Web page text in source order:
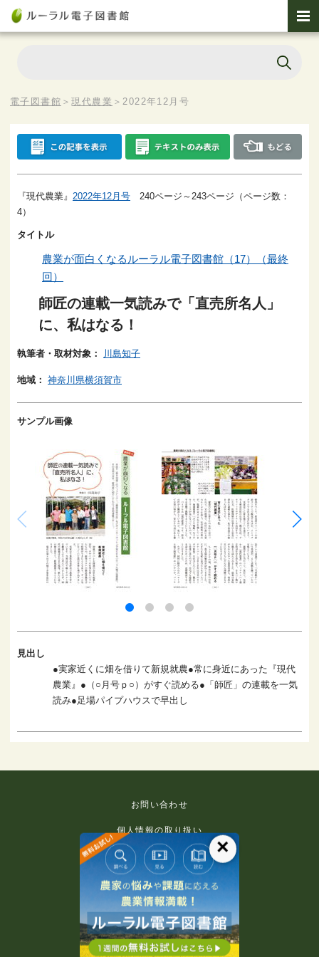
電子図書館 ＞現代農業 ＞2022年12月号
『現代農業』 2022年12月号 240ページ～243ページ（ページ数：
4）
タイトル
農業が面白くなるルーラル電子図書館（17）（最終
回）
師匠の連載一気読みで「直売所名人」
に、私はなる！
執筆者・取材対象： 川島知子
地域： 神奈川県横須賀市
サンプル画像
見出し
●実家近くに畑を借りて新規就農●常に身近にあった『現代
農業』●（○月号ｐ○）がすぐ読める●「師匠」の連載を一気
読み●足場パイプハウスで早出し
お問い合わせ
個人情報の取り扱い
免責事項
利用規約
推奨環境
著作権等について
×